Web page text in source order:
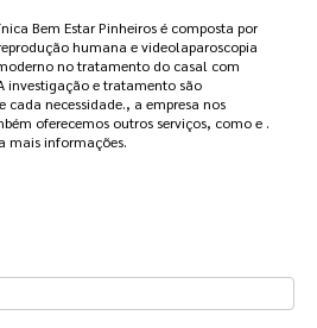
Bem Estar Pinheiros é composta por
humana e videolaparoscopia
no tratamento do casal com
investigação e tratamento são
necessidade., a empresa nos
oferecemos outros serviços, como e .
mais informações.